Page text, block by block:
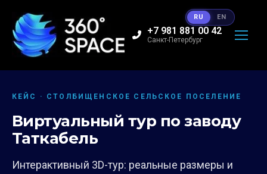
+7 981 881 00 42
Санкт-Петербург
КЕЙС · СТОЛБИЩЕНСКОЕ СЕЛЬСКОЕ ПОСЕЛЕНИЕ
Виртуальный тур по заводу
Таткабель
Интерактивный 3D-тур: реальные размеры и
RU EN